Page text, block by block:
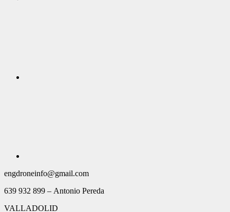
engdroneinfo@gmail.com
639 932 899 – Antonio Pereda
VALLADOLID